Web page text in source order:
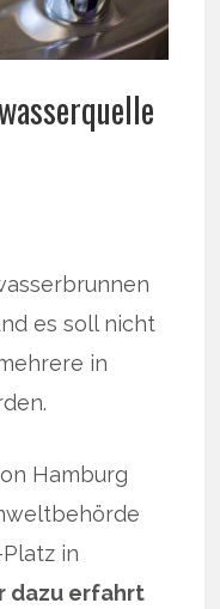
es soll nicht
in
Hamburg
in
dazu erfahrt